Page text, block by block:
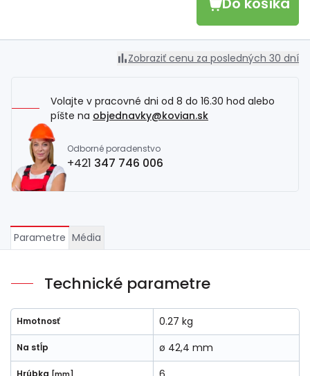
Zobraziť cenu za posledných 30 dní
Volajte v pracovné dni od 8 do 16.30 hod alebo
píšte na objednavky@kovian.sk
Odborné poradenstvo
+421 347 746 006
Parametre Média
Technické parametre
Hmotnosť 0.27 kg
Na stĺp ø 42,4 mm